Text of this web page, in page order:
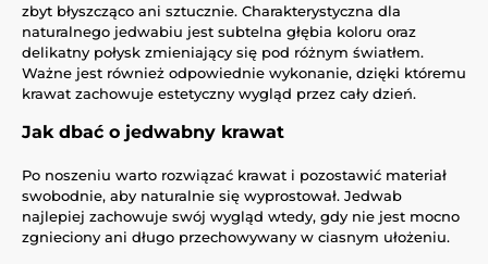
zbyt błyszcząco ani sztucznie. Charakterystyczna dla
naturalnego jedwabiu jest subtelna głębia koloru oraz
delikatny połysk zmieniający się pod różnym światłem.
Ważne jest również odpowiednie wykonanie, dzięki któremu
krawat zachowuje estetyczny wygląd przez cały dzień.
Jak dbać o jedwabny krawat
Po noszeniu warto rozwiązać krawat i pozostawić materiał
swobodnie, aby naturalnie się wyprostował. Jedwab
najlepiej zachowuje swój wygląd wtedy, gdy nie jest mocno
zgnieciony ani długo przechowywany w ciasnym ułożeniu.